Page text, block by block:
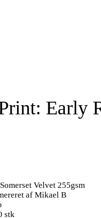
Early
Velvet 255gsm
af Mikael B
stk